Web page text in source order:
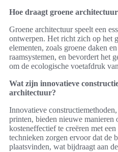
Hoe draagt groene
Groene architectuur speelt een
ontwerpen. Het richt zich op het
elementen, zoals groene daken
raamsystemen, en bevordert het
om de ecologische voetafdruk
Wat zijn innovatieve
architectuur?
Innovatieve
printen, bieden nieuwe manieren
kosteneffectief te creëren met
technieken zorgen ervoor dat de
plaatsvinden, wat bijdraagt aan